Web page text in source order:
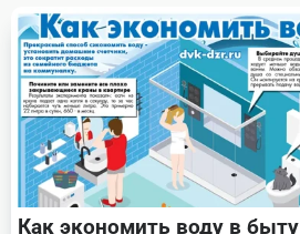
text">Page</span>
Как экономить воду в быту